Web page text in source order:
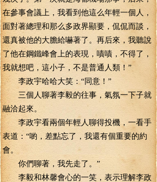
在參事會議上，我看到他這么年輕一個人，
面對著總理和那么多政界顯要，侃侃而談，
還真被他的大膽給嚇著了。再后來，我聽說
了他在鋼鐵峰會上的表現，嘖嘖，不得了，
我就想吧，這小子，不是普通人類！”
李政宇哈哈大笑：“同意！”
三個人聊著李毅的往事，氣氛一下子就
融洽起來。
李政宇看兩個年輕人聊得投機，一看手
表道：“喲，差點忘了，我還有個重要的約
會。
你們聊著，我先走了。”
李毅和林馨會心的一笑，表示理解李政